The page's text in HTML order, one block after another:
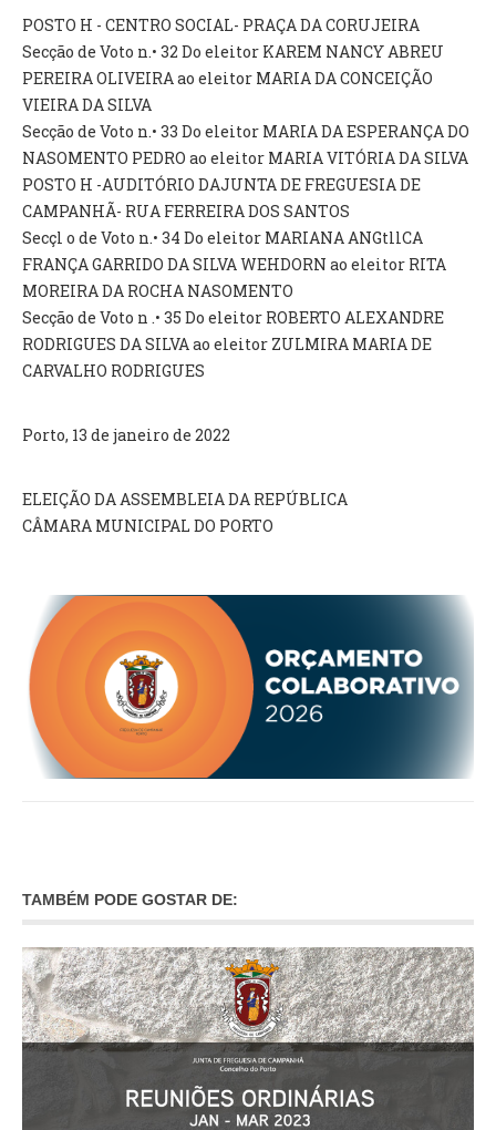
POSTO H - CENTRO SOCIAL- PRAÇA DA CORUJEIRA
Secção de Voto n.• 32 Do eleitor KAREM NANCY ABREU
PEREIRA OLIVEIRA ao eleitor MARIA DA CONCEIÇÃO
VIEIRA DA SILVA
Secção de Voto n.• 33 Do eleitor MARIA DA ESPERANÇA DO
NASOMENTO PEDRO ao eleitor MARIA VITÓRIA DA SILVA
POSTO H -AUDITÓRIO DAJUNTA DE FREGUESIA DE
CAMPANHÃ- RUA FERREIRA DOS SANTOS
Secçl o de Voto n.• 34 Do eleitor MARIANA ANGtllCA
FRANÇA GARRIDO DA SILVA WEHDORN ao eleitor RITA
MOREIRA DA ROCHA NASOMENTO
Secção de Voto n .• 35 Do eleitor ROBERTO ALEXANDRE
RODRIGUES DA SILVA ao eleitor ZULMIRA MARIA DE
CARVALHO RODRIGUES
Porto, 13 de janeiro de 2022
ELEIÇÃO DA ASSEMBLEIA DA REPÚBLICA
CÂMARA MUNICIPAL DO PORTO
TAMBÉM PODE GOSTAR DE: